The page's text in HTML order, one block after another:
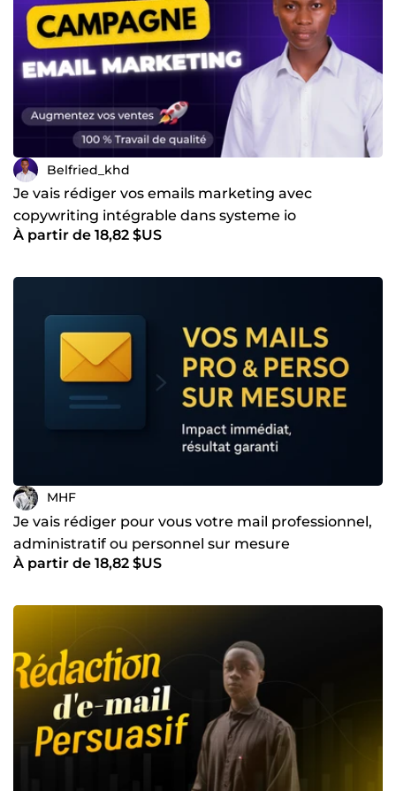
Belfried_khd
Je vais rédiger vos emails marketing avec
copywriting intégrable dans systeme io
À partir de 18,82 $US
MHF
Je vais rédiger pour vous votre mail professionnel,
administratif ou personnel sur mesure
À partir de 18,82 $US